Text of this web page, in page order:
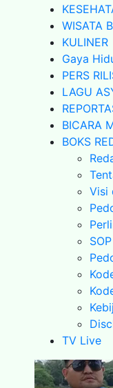
WISATA
KULINER
Gaya
PERS
LAGU
BICARA
BOKS
Visi
TV Live